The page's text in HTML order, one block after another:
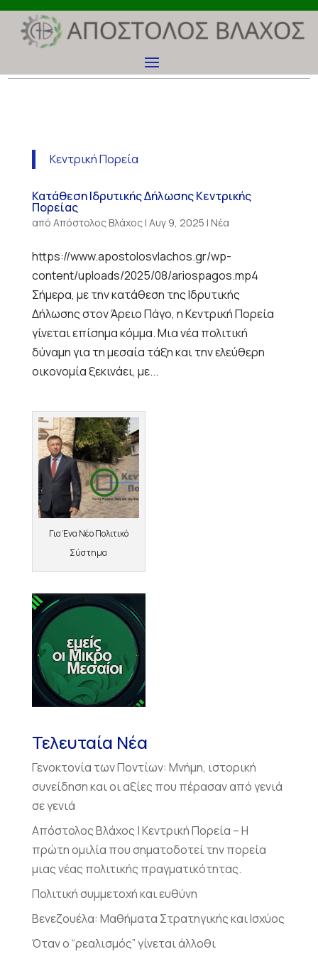
Κεντρική Πορεία
Κατάθεση Ιδρυτικής Δήλωσης Κεντρικής
Πορείας
από Απόστολος Βλάχος| Αυγ 9, 2025 | Νέα
https://www.apostolosvlachos.gr/wp-
content/uploads/2025/08/ariospagos.mp4
Σήμερα, με την κατάθεση της Ιδρυτικής
Δήλωσης στον Άρειο Πάγο, η Κεντρική Πορεία
γίνεται επίσημα κόμμα. Μια νέα πολιτική
δύναμη για τη μεσαία τάξη και την ελεύθερη
οικονομία ξεκινάει, με...
Για Ένα Νέο Πολιτικό
Σύστημα
Τελευταία Νέα
Γενοκτονία των Ποντίων: Μνήμη, ιστορική
συνείδηση και οι αξίες που πέρασαν από γενιά
σε γενιά
Απόστολος Βλάχος | Κεντρική Πορεία – Η
πρώτη ομιλία που σηματοδοτεί την πορεία
μιας νέας πολιτικής πραγματικότητας.
Πολιτική συμμετοχή και ευθύνη
Βενεζουέλα: Μαθήματα Στρατηγικής και Ισχύος
Όταν ο “ρεαλισμός” γίνεται άλλοθι